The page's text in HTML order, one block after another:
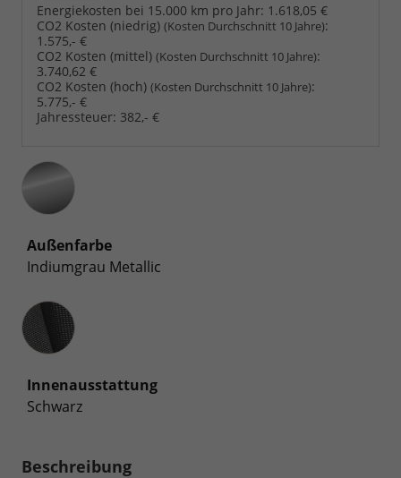
Energiekosten bei 15.000 km pro Jahr: 1.618,05 €
CO2 Kosten (niedrig) (Kosten Durchschnitt 10 Jahre):
1.575,- €
CO2 Kosten (mittel) (Kosten Durchschnitt 10 Jahre):
3.740,62 €
CO2 Kosten (hoch) (Kosten Durchschnitt 10 Jahre):
5.775,- €
Jahressteuer: 382,- €
Außenfarbe
Indiumgrau Metallic
Innenausstattung
Innenausstattung
Schwarz
Beschreibung